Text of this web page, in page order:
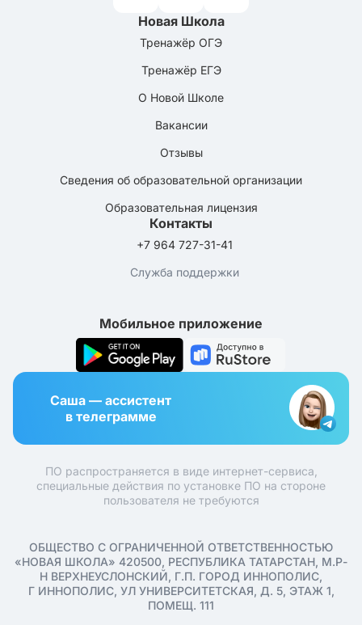
Новая Школа
Тренажёр ОГЭ
Тренажёр ЕГЭ
О Новой Школе
Вакансии
Отзывы
Сведения об образовательной организации
Образовательная лицензия
Контакты
+7 964 727-31-41
Служба поддержки
Мобильное приложение
Саша — ассистент
в телеграмме
ПО распространяется в виде интернет-сервиса,
специальные действия по установке ПО на стороне
пользователя не требуются
ОБЩЕСТВО С ОГРАНИЧЕННОЙ ОТВЕТСТВЕННОСТЬЮ
«НОВАЯ ШКОЛА» 420500, РЕСПУБЛИКА ТАТАРСТАН, М.Р-
Н ВЕРХНЕУСЛОНСКИЙ, Г.П. ГОРОД ИННОПОЛИС,
Г ИННОПОЛИС, УЛ УНИВЕРСИТЕТСКАЯ, Д. 5, ЭТАЖ 1,
ПОМЕЩ. 111